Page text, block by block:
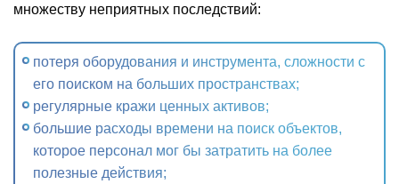
множеству неприятных последствий:
потеря оборудования и инструмента, сложности с
его поиском на больших пространствах;
регулярные кражи ценных активов;
большие расходы времени на поиск объектов,
которое персонал мог бы затратить на более
полезные действия;